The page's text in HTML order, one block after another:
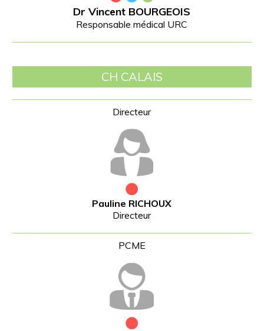
Dr Vincent BOURGEOIS
Responsable médical URC
CH CALAIS
Pauline RICHOUX
Directeur